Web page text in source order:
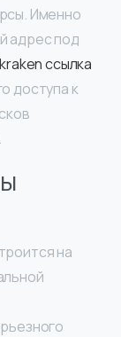
Именно
адрес под
kraken ссылка
доступа к
на